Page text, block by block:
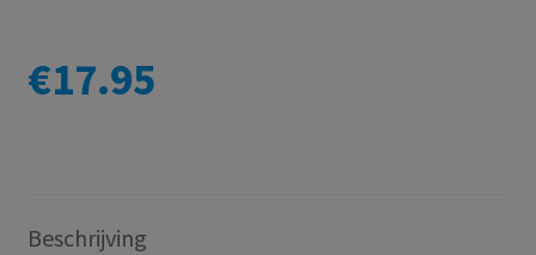
€17.95
Beschrijving